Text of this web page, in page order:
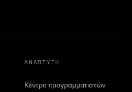
ΑΝΆΠΤΥΞΗ
Κέντρο προγραμματιστών